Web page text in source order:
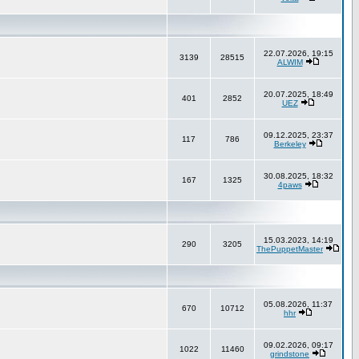
3139 28515
22.07.2026, 19:15
ALWIM
401 2852
20.07.2025, 18:49
UEZ
117 786
09.12.2025, 23:37
Berkeley
167 1325
30.08.2025, 18:32
4paws
290 3205
15.03.2023, 14:19
ThePuppetMaster
670 10712
05.08.2026, 11:37
hhr
1022 11460
09.02.2026, 09:17
grindstone